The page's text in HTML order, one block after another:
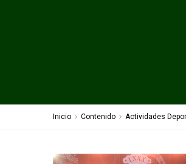
Inicio Contenido Actividades